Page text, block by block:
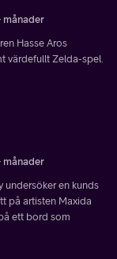
månader
Hasse Aros
värdefullt Zelda-spel.
månader
undersöker en kunds
på artisten Maxida
ett bord som